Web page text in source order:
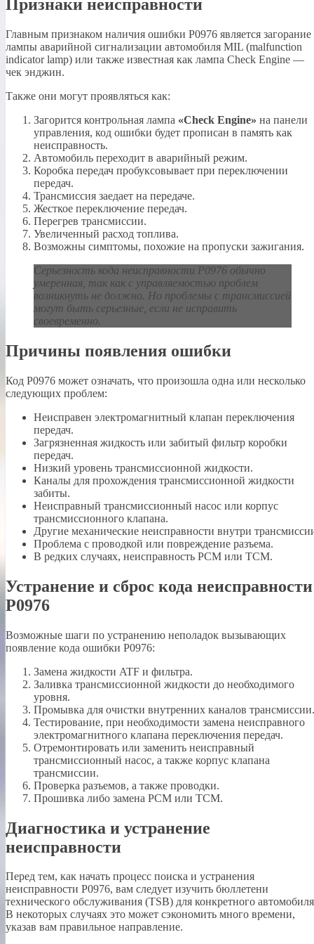
Признаки неисправности
Главным признаком наличия ошибки P0976 является загорание
лампы аварийной сигнализации автомобиля MIL (malfunction
indicator lamp) или также известная как лампа Check Engine —
чек энджин.
Также они могут проявляться как:
Загорится контрольная лампа «Check Engine» на панели
управления, код ошибки будет прописан в память как
неисправность.
Автомобиль переходит в аварийный режим.
Коробка передач пробуксовывает при переключении
передач.
Трансмиссия заедает на передаче.
Жесткое переключение передач.
Перегрев трансмиссии.
Увеличенный расход топлива.
Возможны симптомы, похожие на пропуски зажигания.
Серьезность кода неисправности P0976 обычно
умеренная, так как с управляемостью проблем
возникнуть не должно. Но проблемы с трансмиссией
могут быть серьезные, если не исправить
своевременно.
Причины появления ошибки
Код P0976 может означать, что произошла одна или несколько
следующих проблем:
Неисправен электромагнитный клапан переключения
передач.
Загрязненная жидкость или забитый фильтр коробки
передач.
Низкий уровень трансмиссионной жидкости.
Каналы для прохождения трансмиссионной жидкости
забиты.
Неисправный трансмиссионный насос или корпус
трансмиссионного клапана.
Другие механические неисправности внутри
Проблема с проводкой или повреждение разъема.
В редких случаях, неисправность PCM или TCM.
Устранение и сброс кода неисправности
P0976
Возможные шаги по устранению неполадок вызывающих
появление кода ошибки P0976:
Замена жидкости ATF и фильтра.
Заливка трансмиссионной жидкости до необходимого
уровня.
Промывка для очистки внутренних каналов трансмиссии.
Тестирование, при необходимости замена неисправного
электромагнитного клапана переключения передач.
Отремонтировать или заменить неисправный
трансмиссионный насос, а также корпус клапана
трансмиссии.
Проверка разъемов, а также проводки.
Прошивка либо замена PCM или TCM.
Диагностика и устранение
неисправности
Перед тем, как начать процесс поиска и устранения
неисправности P0976, вам следует изучить бюллетени
технического обслуживания (TSB) для конкретного
В некоторых случаях это может сэкономить много времени,
указав вам правильное направление.